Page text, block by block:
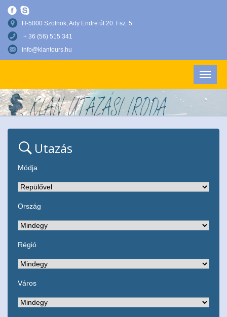
H-5000 Szolnok, Ady Endre út 20. Fsz. 5.
+ 36 (56) 515 341
info@klantours.hu
Utazás
Módja
Ország
Régió
Város